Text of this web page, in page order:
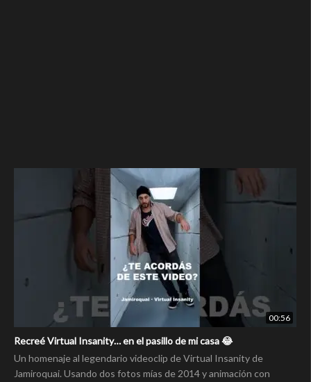
00:56
Recreé Virtual Insanity… en el pasillo de mi casa 😂
Un homenaje al legendario videoclip de Virtual Insanity de
Jamiroquai. Usando dos fotos mías de 2014 y animación con